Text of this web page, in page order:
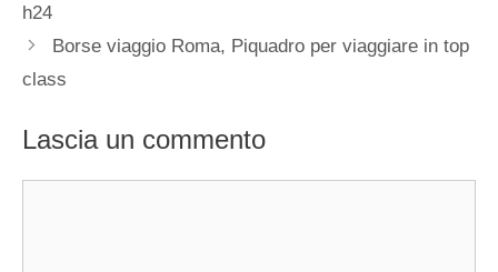
h24
Borse viaggio Roma, Piquadro per viaggiare in top
class
Lascia un commento